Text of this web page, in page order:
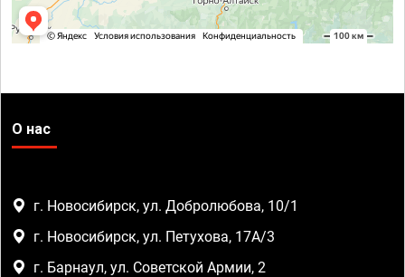
О нас
г. Новосибирск, ул. Добролюбова, 10/1
г. Новосибирск, ул. Петухова, 17А/3
г. Барнаул, ул. Советской Армии, 2